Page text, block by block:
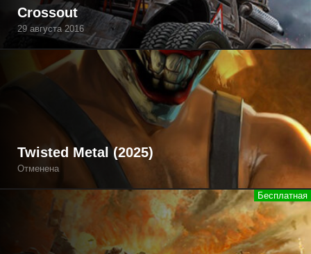
Crossout
29 августа 2016
Twisted Metal (2025)
Отменена